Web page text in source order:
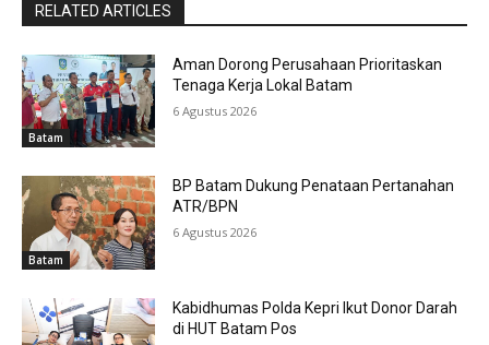
RELATED ARTICLES
Batam
Aman Dorong Perusahaan Prioritaskan
Tenaga Kerja Lokal Batam
6 Agustus 2026
Batam
BP Batam Dukung Penataan Pertanahan
ATR/BPN
6 Agustus 2026
Kabidhumas Polda Kepri Ikut Donor Darah
di HUT Batam Pos